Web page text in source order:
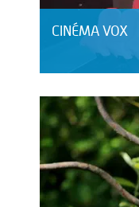
CINÉMA VOX